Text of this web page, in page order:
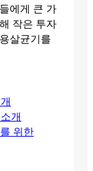
에게 큰 가
작은 투자
살균기를
개
위한